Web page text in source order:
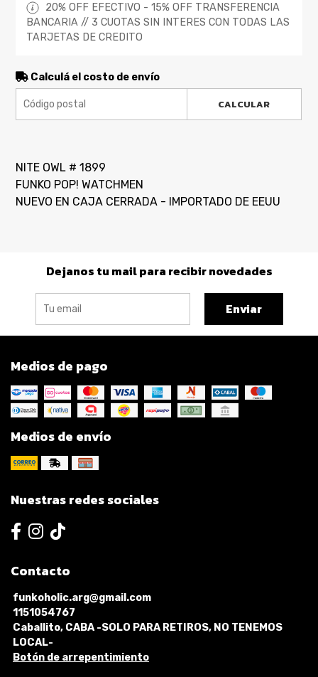
20% OFF EFECTIVO - 15% OFF TRANSFERENCIA
BANCARIA // 3 CUOTAS SIN INTERES CON TODAS LAS
TARJETAS DE CREDITO
Calculá el costo de envío
CALCULAR
NITE OWL # 1899
FUNKO POP! WATCHMEN
NUEVO EN CAJA CERRADA - IMPORTADO DE EEUU
Dejanos tu mail para recibir novedades
Enviar
Medios de pago
Medios de envío
Nuestras redes sociales
Contacto
funkoholic.arg@gmail.com
1151054767
Caballito, CABA -SOLO PARA RETIROS, NO TENEMOS
LOCAL-
Botón de arrepentimiento